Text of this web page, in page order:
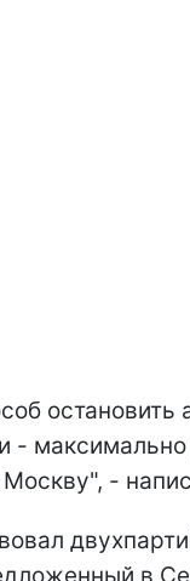
остановить
- максимально
-
в